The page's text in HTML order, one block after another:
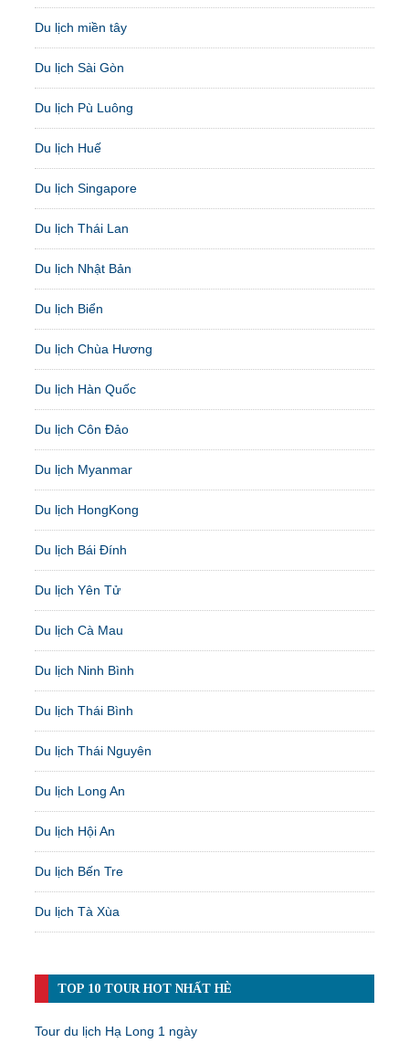
Du lịch miền tây
Du lịch Sài Gòn
Du lịch Pù Luông
Du lịch Huế
Du lịch Singapore
Du lịch Thái Lan
Du lịch Nhật Bản
Du lịch Biển
Du lịch Chùa Hương
Du lịch Hàn Quốc
Du lịch Côn Đảo
Du lịch Myanmar
Du lịch HongKong
Du lịch Bái Đính
Du lịch Yên Tử
Du lịch Cà Mau
Du lịch Ninh Bình
Du lịch Thái Bình
Du lịch Thái Nguyên
Du lịch Long An
Du lịch Hội An
Du lịch Bến Tre
Du lịch Tà Xùa
TOP 10 TOUR HOT NHẤT HÈ
Tour du lịch Hạ Long 1 ngày